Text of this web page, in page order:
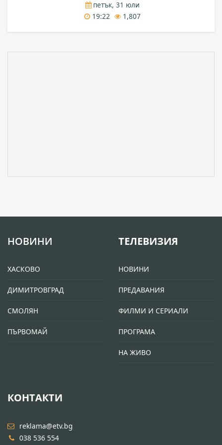
петък, 31 юли
19:22
1,807
НОВИНИ
ХАСКОВО
ДИМИТРОВГРАД
СМОЛЯН
ПЪРВОМАЙ
ТЕЛЕВИЗИЯ
НОВИНИ
ПРЕДАВАНИЯ
ФИЛМИ И СЕРИАЛИ
ПРОГРАМА
НА ЖИВО
КОНТАКТИ
reklama@etv.bg
038 536 554